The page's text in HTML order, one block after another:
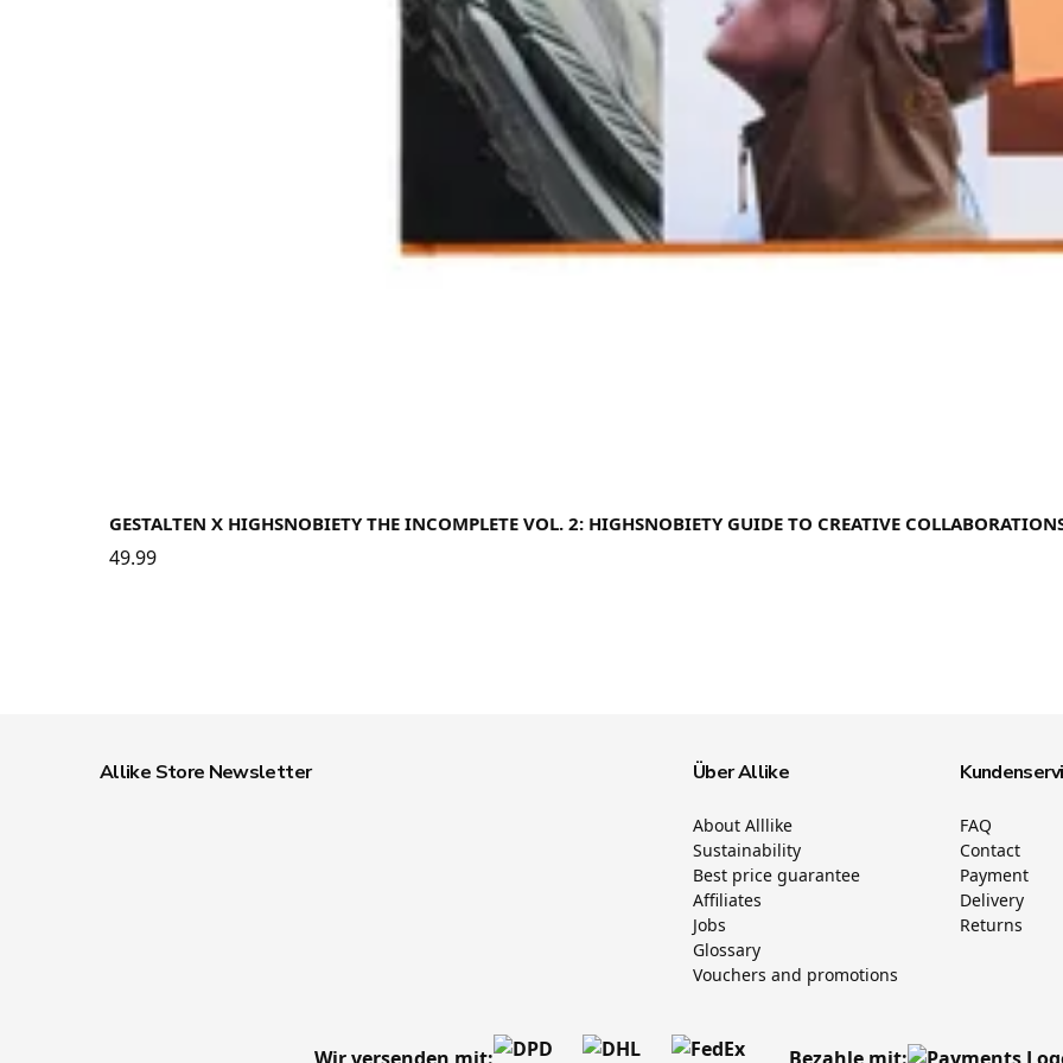
GESTALTEN X HIGHSNOBIETY THE INCOMPLETE VOL. 2: HIGHSNOBIETY GUIDE TO CREATIVE
49.99
Allike Store Newsletter Über Allike
About Alllike
Sustainability
Best price guarantee
Affiliates
Jobs
Glossary
Vouchers and promotions
FAQ
Contact
Payment
Delivery
Returns